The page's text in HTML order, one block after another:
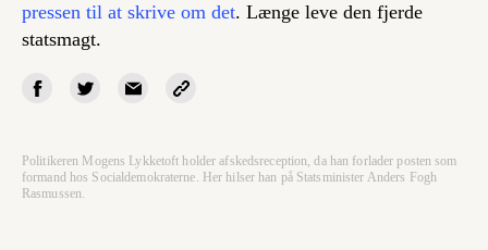
pressen til at skrive om det. Længe leve den fjerde
statsmagt.
Politikeren Mogens Lykketoft holder afskedsreception, da han forlader posten som
formand hos Socialdemokraterne. Her hilser han på Statsminister Anders Fogh
Rasmussen.